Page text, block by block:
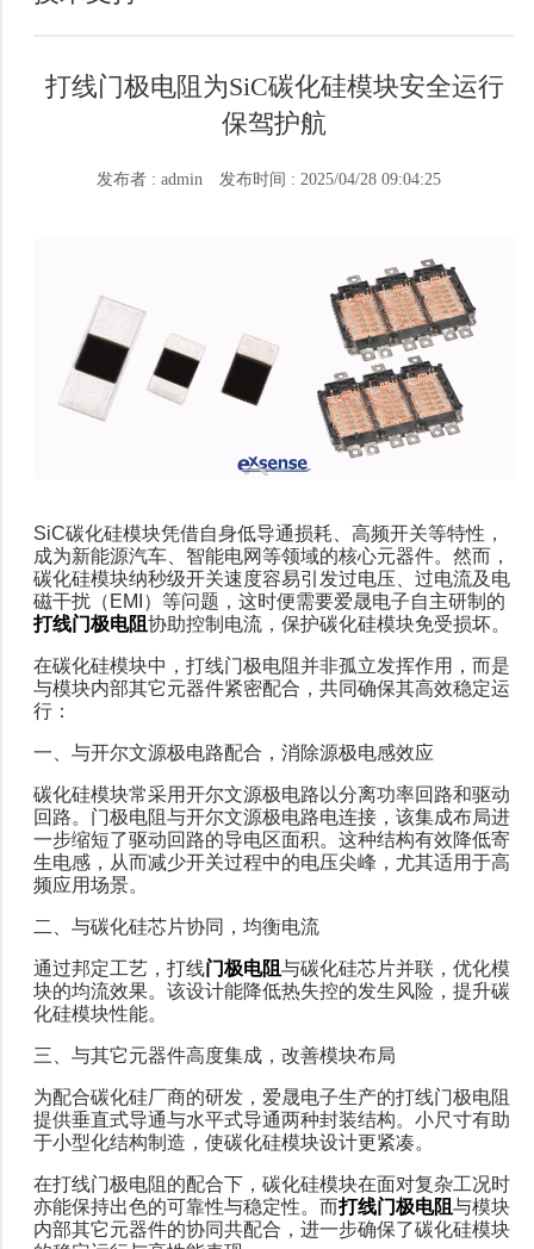
打线门极电阻为SiC碳化硅模块安全运行
保驾护航
发布者 : admin 发布时间 : 2025/04/28 09:04:25
SiC碳化硅模块凭借自身低导通损耗、高频开关等特性，
成为新能源汽车、智能电网等领域的核心元器件。然而，
碳化硅模块纳秒级开关速度容易引发过电压、过电流及电
磁干扰（EMI）等问题，这时便需要爱晟电子自主研制的
打线门极电阻协助控制电流，保护碳化硅模块免受损坏。
在碳化硅模块中，打线门极电阻并非孤立发挥作用，而是
与模块内部其它元器件紧密配合，共同确保其高效稳定运
行：
一、与开尔文源极电路配合，消除源极电感效应
碳化硅模块常采用开尔文源极电路以分离功率回路和驱动
回路。门极电阻与开尔文源极电路电连接，该集成布局进
一步缩短了驱动回路的导电区面积。这种结构有效降低寄
生电感，从而减少开关过程中的电压尖峰，尤其适用于高
频应用场景。
二、与碳化硅芯片协同，均衡电流
通过邦定工艺，打线门极电阻与碳化硅芯片并联，优化模
块的均流效果。该设计能降低热失控的发生风险，提升碳
化硅模块性能。
三、与其它元器件高度集成，改善模块布局
为配合碳化硅厂商的研发，爱晟电子生产的打线门极电阻
提供垂直式导通与水平式导通两种封装结构。小尺寸有助
于小型化结构制造，使碳化硅模块设计更紧凑。
在打线门极电阻的配合下，碳化硅模块在面对复杂工况时
亦能保持出色的可靠性与稳定性。而打线门极电阻与模块
内部其它元器件的协同共配合，进一步确保了碳化硅模块